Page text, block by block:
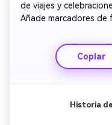
de viajes y
Añade marcadores
Ideal para compartir
Copiar
Historia